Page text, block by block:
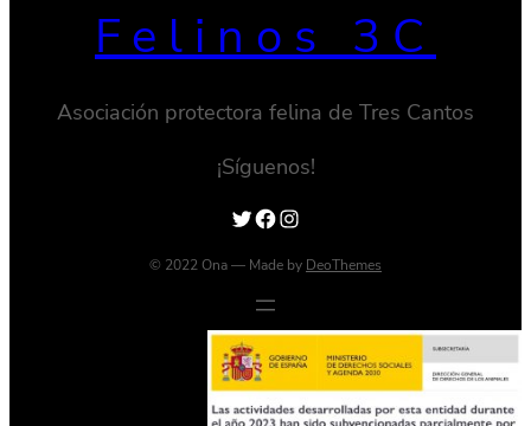
Felinos 3C
Asociación protectora felina de Tres Cantos
¡Síguenos!
Twitter Facebook Instagram
© 2022 Ona — Made by DeoThemes